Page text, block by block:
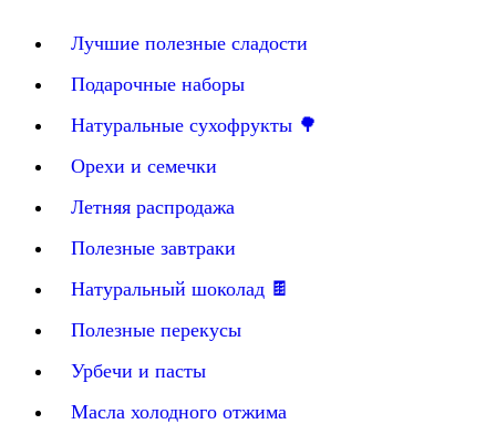
Лучшие полезные сладости
Подарочные наборы
Натуральные сухофрукты 🌳
Орехи и семечки
Летняя распродажа
Полезные завтраки
Натуральный шоколад 🍫
Полезные перекусы
Урбечи и пасты
Масла холодного отжима